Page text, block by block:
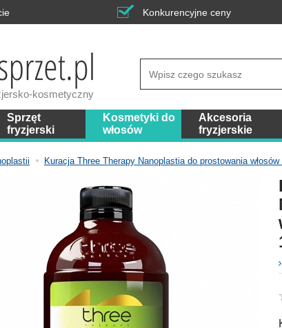
Konkurencyjne ceny
kosmetyczny
Sprzęt
fryzjerski
Kosmetyki do
włosów
Akcesoria
fryzjerskie
Kuracja Three Therapy Nanoplastia do prostowania